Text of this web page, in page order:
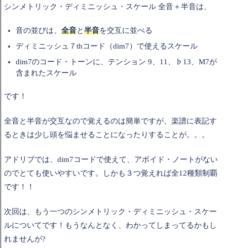
シンメトリック・ディミニッシュ・スケール 全音＋半音は、
音の並びは、 全音と半音を交互に並べる
ディミニッシュ７thコード（dim7）で使えるスケール
dim7のコード・トーンに、テンション 9、11、♭13、M7が
含まれたスケール
です！
全音と半音が交互なので覚えるのは簡単ですが、楽譜に表記す
るときは少し頭を悩ませることになったりすることが。。。
アドリブでは、dim7コードで使えて、アボイド・ノートがない
のでとても使いやすいです。しかも３つ覚えれば全12種類制覇
です！！
次回は、もう一つのシンメトリック・ディミニッシュ・スケー
ルについてです！もうなんとなく、わかってしまってるかもし
れませんが?